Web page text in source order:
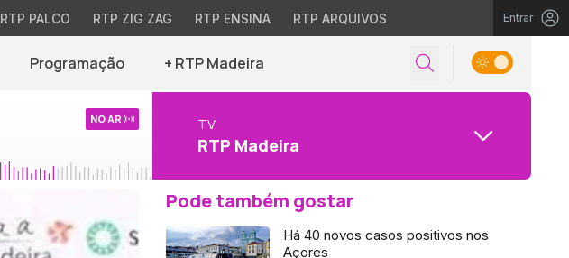
RTP PALCO RTP ZIG ZAG RTP ENSINA RTP ARQUIVOS Entrar
Programação + RTP Madeira
NO AR TV
RTP Madeira
Pode também gostar
Há 40 novos casos positivos nos
Açores